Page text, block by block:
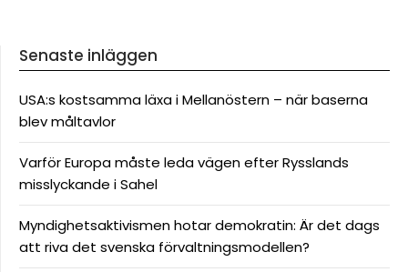
Senaste inläggen
USA:s kostsamma läxa i Mellanöstern – när baserna
blev måltavlor
Varför Europa måste leda vägen efter Rysslands
misslyckande i Sahel
Myndighetsaktivismen hotar demokratin: Är det dags
att riva det svenska förvaltningsmodellen?